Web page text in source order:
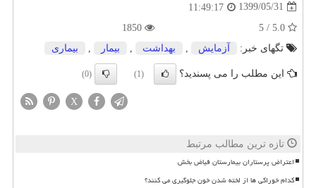
1399/05/31
11:49:17
تگهای خبر:
آزمایش بهداشت بیمار بیماری
این مطلب را می پسندید؟ (1)
(0)
X
تازه ترین مطالب مرتبط
اعتراض پرستاران بیمارستان فیاض بخش
کدام خوراکی ها از لخته شدن خون جلوگیری می کنند؟